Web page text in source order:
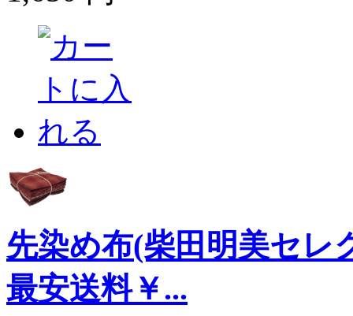
先染め布(柴田明美セ
最安送料￥...